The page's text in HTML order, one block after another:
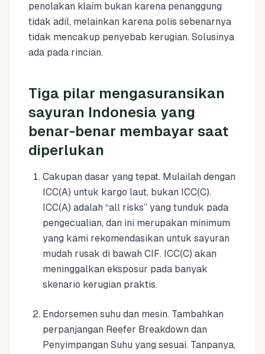
penolakan klaim bukan karena penanggung
tidak adil, melainkan karena polis sebenarnya
tidak mencakup penyebab kerugian. Solusinya
ada pada rincian.
Tiga pilar mengasuransikan
sayuran Indonesia yang
benar-benar membayar saat
diperlukan
Cakupan dasar yang tepat. Mulailah dengan
ICC(A) untuk kargo laut, bukan ICC(C).
ICC(A) adalah “all risks” yang tunduk pada
pengecualian, dan ini merupakan minimum
yang kami rekomendasikan untuk sayuran
mudah rusak di bawah CIF. ICC(C) akan
meninggalkan eksposur pada banyak
skenario kerugian praktis.
Endorsemen suhu dan mesin. Tambahkan
perpanjangan Reefer Breakdown dan
Penyimpangan Suhu yang sesuai. Tanpanya,